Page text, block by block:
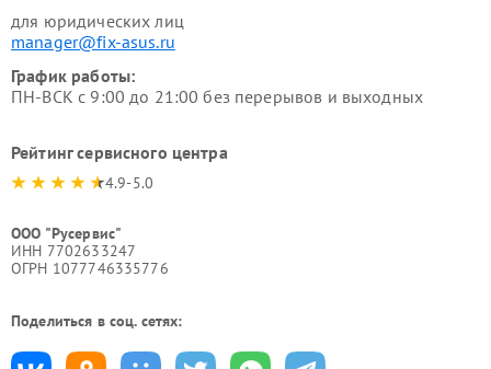
для юридических лиц
manager@fix-asus.ru
График работы:
ПН-ВСК с 9:00 до 21:00 без перерывов и выходных
Рейтинг сервисного центра
4.9-5.0
ООО "Русервис"
ИНН 7702633247
ОГРН 1077746335776
Поделиться в соц. сетях: